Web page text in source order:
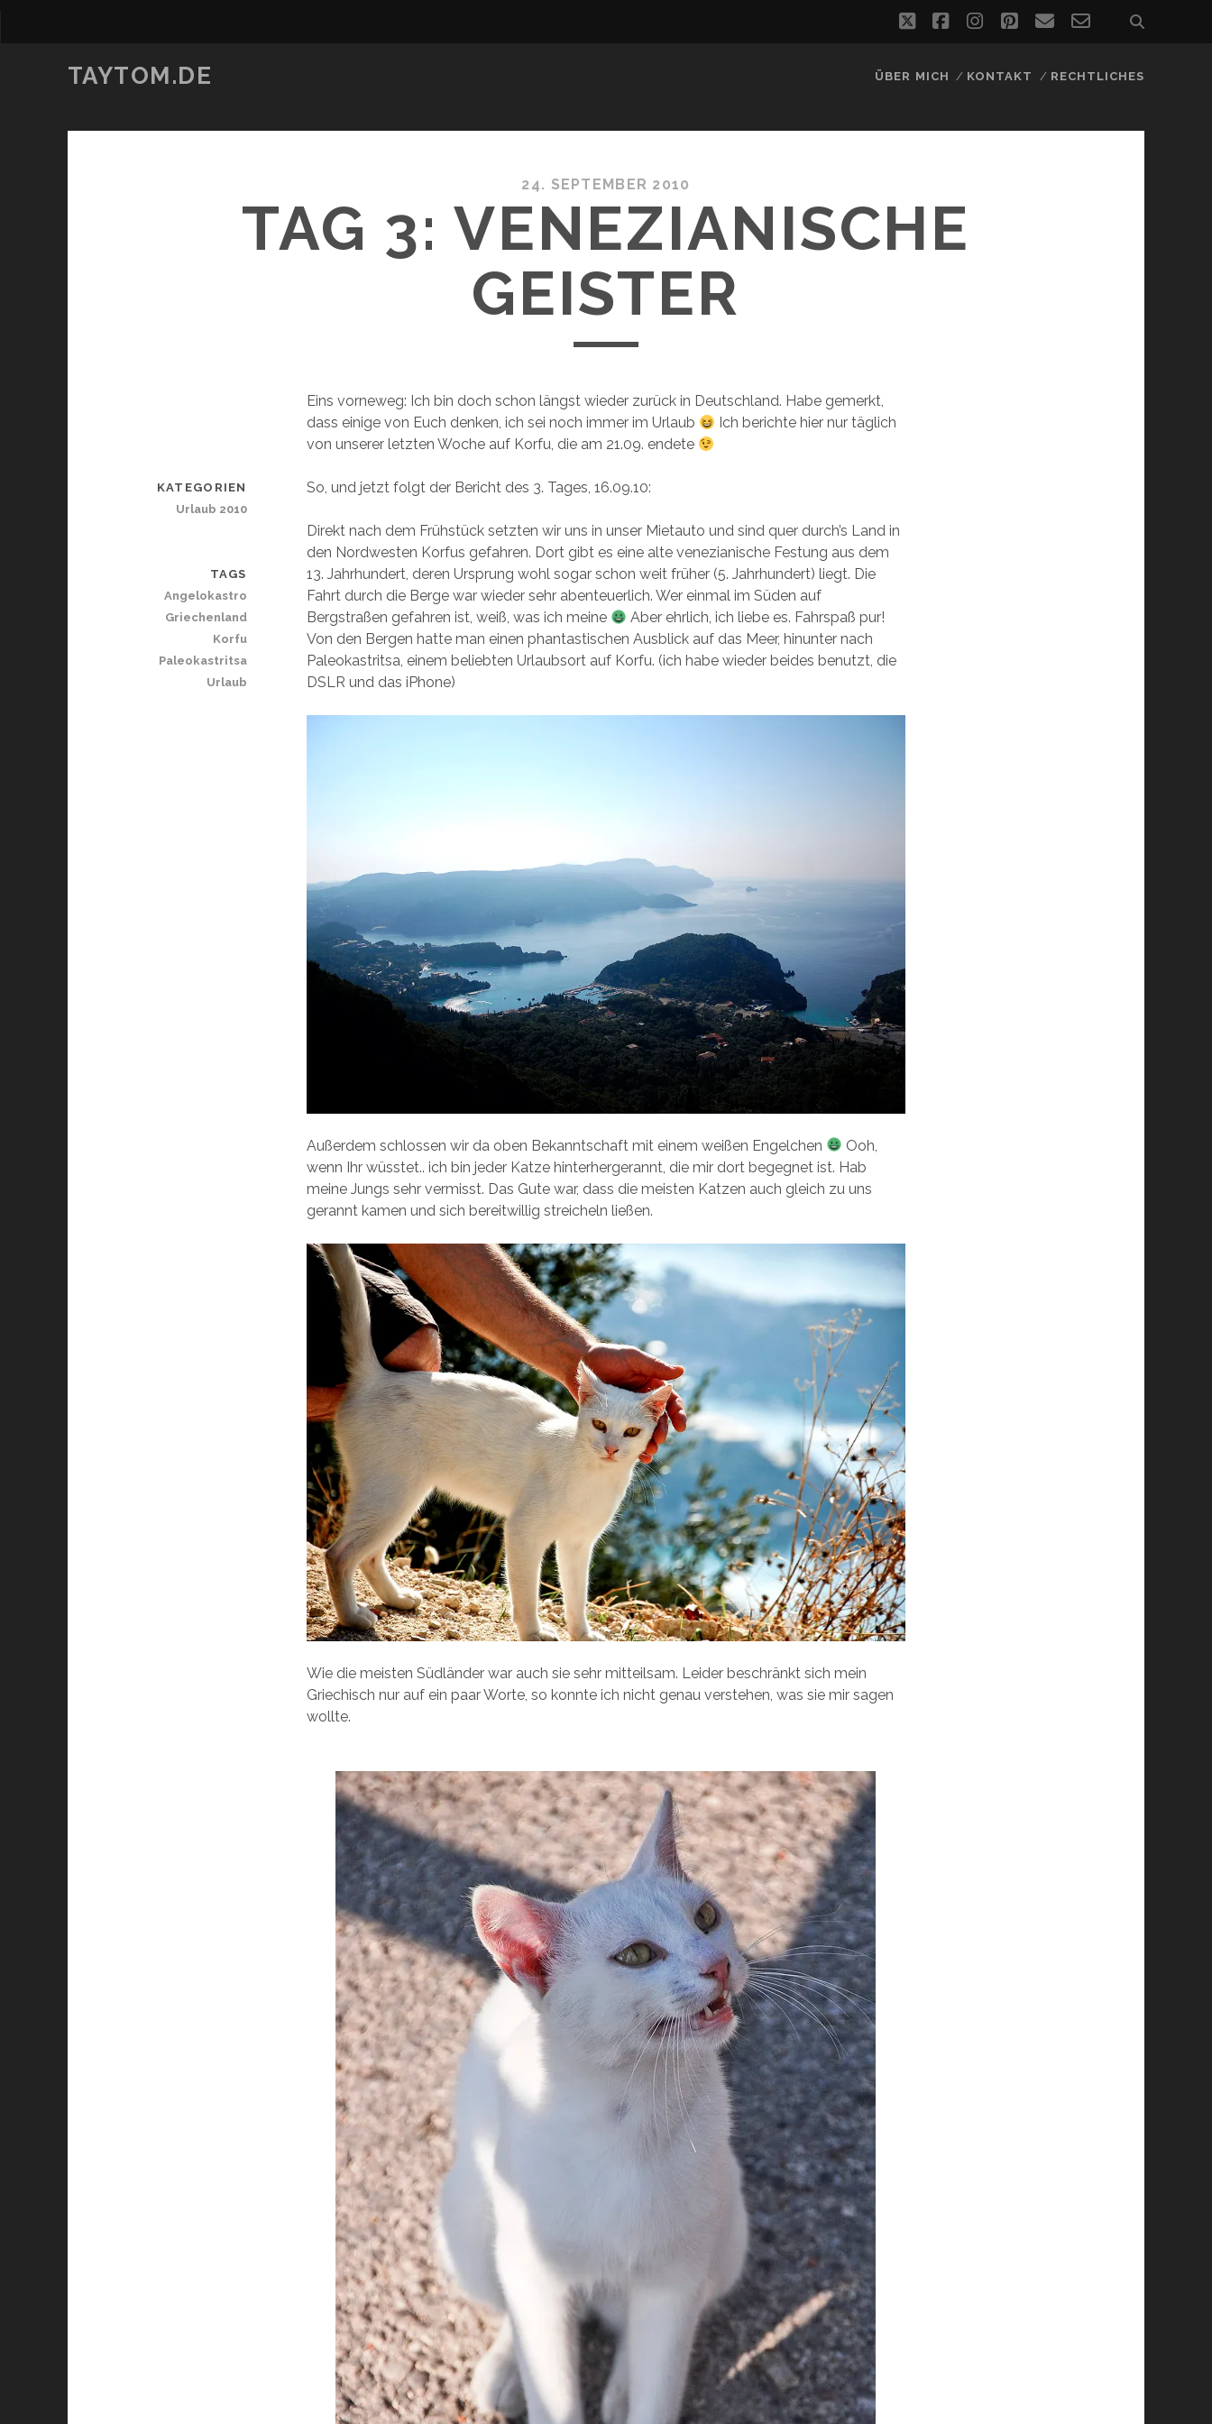
twitterfacebookinstagram
pinterest
emailemail-
TAYTOM.DE ÜBER MICH KONTAKT RECHTLICHES
24. SEPTEMBER 2010
TAG 3: VENEZIANISCHE
GEISTER
Eins vorneweg: Ich bin doch schon längst wieder zurück in Deutschland. Habe gemerkt,
dass einige von Euch denken, ich sei noch immer im Urlaub
Ich berichte hier nur täglich
von unserer letzten Woche auf Korfu, die am 21.09. endete
So, und jetzt folgt der Bericht des 3. Tages, 16.09.10:
Direkt nach dem Frühstück setzten wir uns in unser Mietauto und sind quer durch’s Land in
den Nordwesten Korfus gefahren. Dort gibt es eine alte venezianische Festung aus dem
13. Jahrhundert, deren Ursprung wohl sogar schon weit früher (5. Jahrhundert) liegt. Die
Fahrt durch die Berge war wieder sehr abenteuerlich. Wer einmal im Süden auf
Bergstraßen gefahren ist, weiß, was ich meine
Aber ehrlich, ich liebe es. Fahrspaß pur!
Von den Bergen hatte man einen phantastischen Ausblick auf das Meer, hinunter nach
Paleokastritsa, einem beliebten Urlaubsort auf Korfu. (ich habe wieder beides benutzt, die
DSLR und das iPhone)
Außerdem schlossen wir da oben Bekanntschaft mit einem weißen Engelchen
Ooh,
wenn Ihr wüsstet.. ich bin jeder Katze hinterhergerannt, die mir dort begegnet ist. Hab
meine Jungs sehr vermisst. Das Gute war, dass die meisten Katzen auch gleich zu uns
gerannt kamen und sich bereitwillig streicheln ließen.
Wie die meisten Südländer war auch sie sehr mitteilsam. Leider beschränkt sich mein
Griechisch nur auf ein paar Worte, so konnte ich nicht genau verstehen, was sie mir sagen
wollte.
KATEGORIEN
Urlaub 2010
TAGS
Angelokastro
Griechenland
Korfu
Paleokastritsa
Urlaub